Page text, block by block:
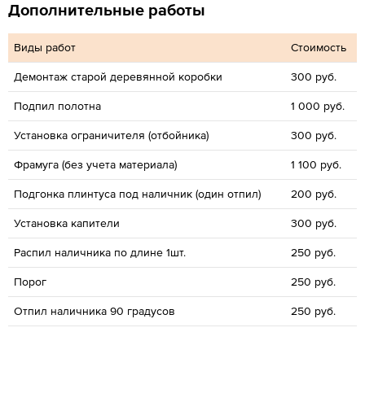
Дополнительные работы
Виды работ Стоимость
Демонтаж старой деревянной коробки 300 руб.
Подпил полотна 1 000 руб.
Установка ограничителя (отбойника) 300 руб.
Фрамуга (без учета материала) 1 100 руб.
Подгонка плинтуса под наличник (один отпил) 200 руб.
Установка капители 300 руб.
Распил наличника по длине 1шт. 250 руб.
Порог 250 руб.
Отпил наличника 90 градусов 250 руб.